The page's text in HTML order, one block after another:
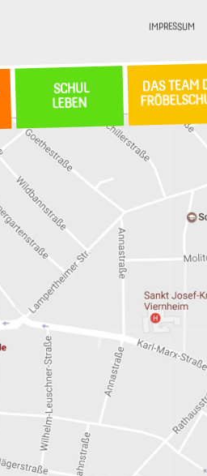
IMPRESSUM
SCHUL
LEBEN
DAS TEAM